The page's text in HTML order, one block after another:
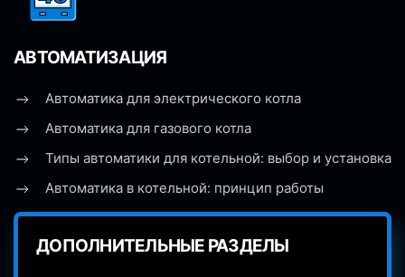
АВТОМАТИЗАЦИЯ
Автоматика для электрического котла
Автоматика для газового котла
Типы автоматики для котельной: выбор и установка
Автоматика в котельной: принцип работы
ДОПОЛНИТЕЛЬНЫЕ РАЗДЕЛЫ